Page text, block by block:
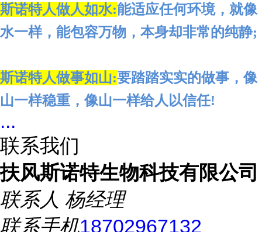
斯诺特人做人如水:能适应任何环境，就像
水一样，能包容万物，本身却非常的纯静;
斯诺特人做事如山:要踏踏实实的做事，像
山一样稳重，像山一样给人以信任!
...
联系我们
扶风斯诺特生物科技有限公司
联系人 杨经理
联系手机18702967132